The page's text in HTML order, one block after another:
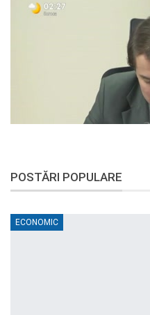
POSTĂRI POPULARE
ECONOMIC